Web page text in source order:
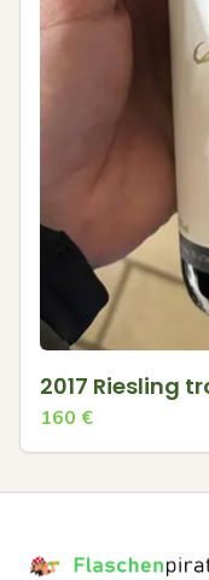
2017 Riesling
160 €